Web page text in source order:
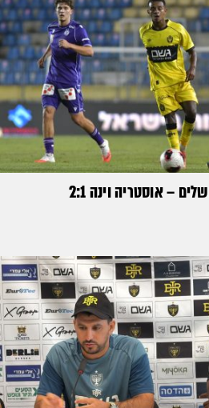
– אוסטריה וינה 2:1